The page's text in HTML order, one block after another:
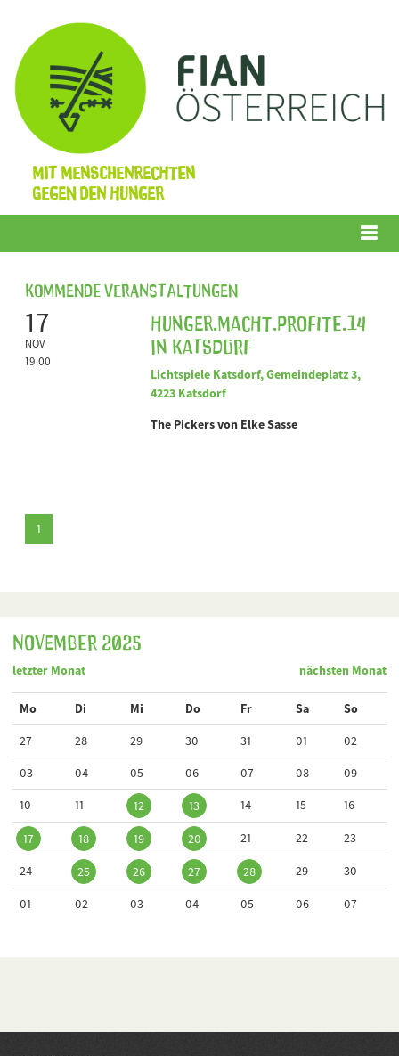
Mit Menschenrechten
gegen den Hunger
Kommende Veranstaltungen
17
NOV
19:00
Hunger.Macht.Profite.14
in Katsdorf
Lichtspiele Katsdorf, Gemeindeplatz 3,
4223 Katsdorf
The Pickers von Elke Sasse
1
November 2025
letzter Monat nächsten Monat
Mo Di Mi Do Fr Sa
So
27
28 29 30 31 01
02
03
04 05 06 07 08
09
10
11 12 13 14 15 16
17 18 19 20 21 22 23
24 25 26 27 28 29 30
01 02 03 04 05 06 07